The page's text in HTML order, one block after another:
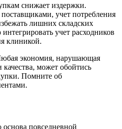
снижает издержки.
учет потребления
лишних складских
учет расходников
клиникой.
экономия, нарушающая
может обойтись
Помните об
повседневной